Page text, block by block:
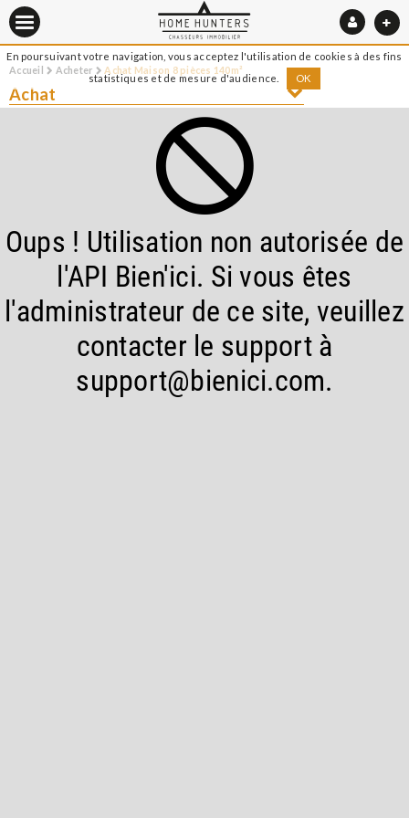
En poursuivant votre navigation, vous acceptez l'utilisation de cookies à des fins
statistiques et de mesure d'audience.
OK
Accueil Acheter Achat Maison 8 pièces 140m²
Achat
Oups ! Utilisation non autorisée de
l'API Bien'ici. Si vous êtes
l'administrateur de ce site, veuillez
contacter le support à
support@bienici.com.